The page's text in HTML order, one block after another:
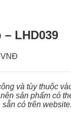
LHD039
VNĐ
và tùy thuộc
sản phẩm có
có trên website.